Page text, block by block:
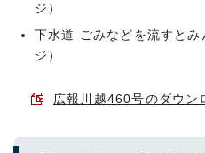
ジ）
下水道 ごみなどを流すと
ジ）
広報川越460号のダウン